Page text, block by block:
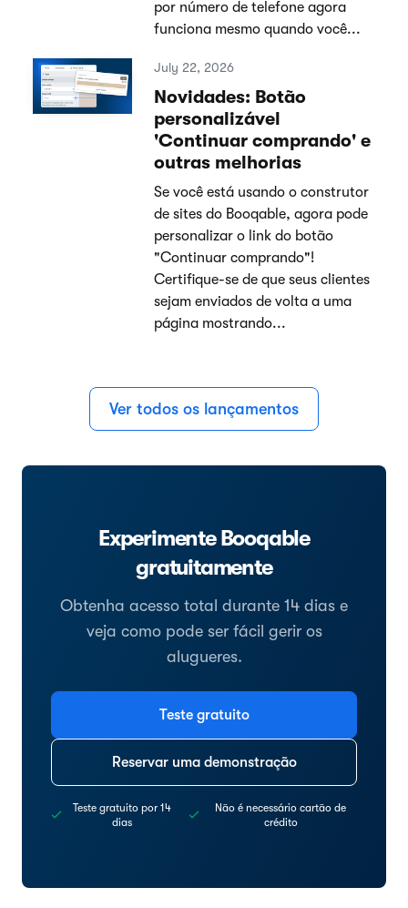
por número de telefone agora
funciona mesmo quando você...
July 22, 2026
Novidades: Botão
personalizável
'Continuar comprando' e
outras melhorias
Se você está usando o construtor
de sites do Booqable, agora pode
personalizar o link do botão
"Continuar comprando"!
Certifique-se de que seus clientes
sejam enviados de volta a uma
página mostrando...
Ver todos os lançamentos
Experimente Booqable
gratuitamente
Obtenha acesso total durante 14 dias e
veja como pode ser fácil gerir os
alugueres.
Teste gratuito
Reservar uma demonstração
Teste gratuito por 14
dias
Não é necessário cartão de
crédito